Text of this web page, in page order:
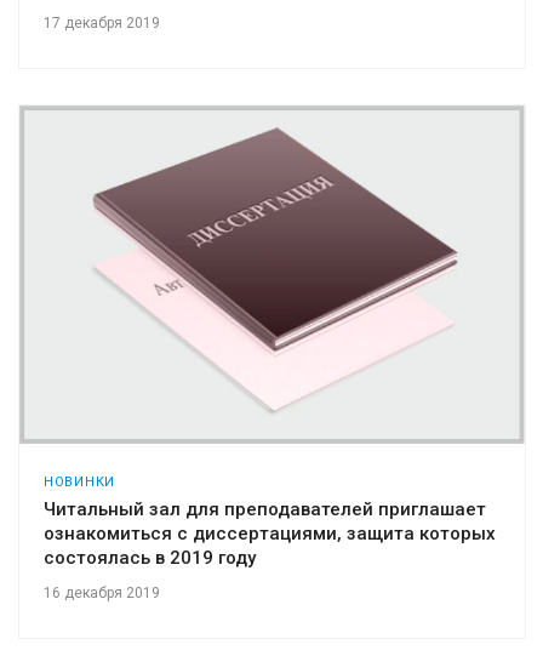
17 декабря 2019
НОВИНКИ
Читальный зал для преподавателей приглашает
ознакомиться с диссертациями, защита которых
состоялась в 2019 году
16 декабря 2019